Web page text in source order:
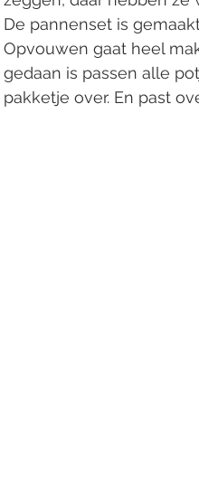
De pannenset is
Opvouwen gaat heel
gedaan is passen alle
pakketje over. En past